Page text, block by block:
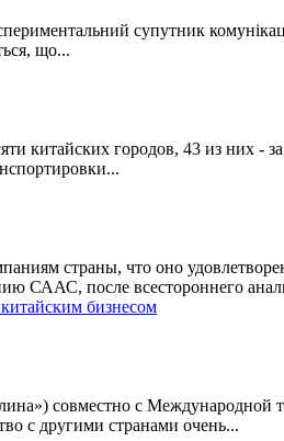
супутник
що...
китайских городов, 43 из них
страны, что оно
СААС, после всестороннего
бизнесом
совместно с
с другими странами очень...